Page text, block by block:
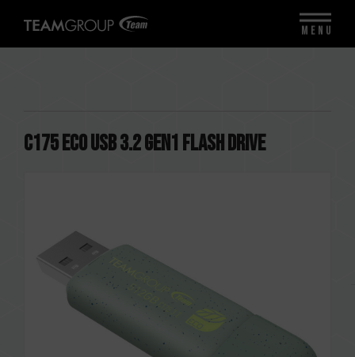
C175 ECO USB 3.2 Gen1 FLASH DRIVE
MENU